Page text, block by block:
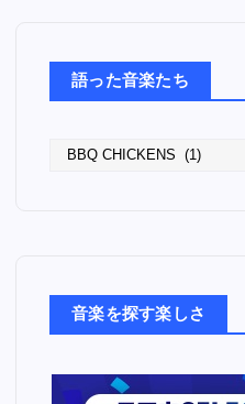
語った音楽たち
音楽を探す楽しさ